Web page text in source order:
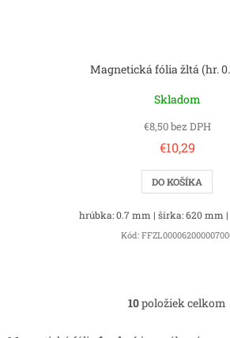
Magnetická fólia žltá (hr.
Skladom
€8,50 bez DPH
€10,29
DO KOŠÍKA
hrúbka: 0.7 mm | šírka: 620 mm |
Kód:
O
10položiek celkom